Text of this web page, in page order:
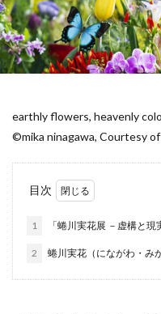
earthly flowers, heavenly
©mika ninagawa, Courtesy
目次
1 「蜷川実花展 －虚構と現
2 蜷川実花（にながわ・みか